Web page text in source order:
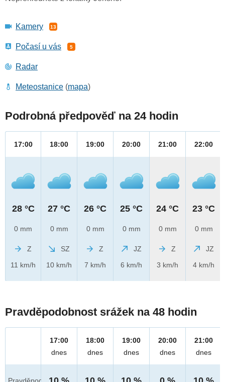
Kamery 13
Počasí u vás 5
Radar
Meteostanice (mapa)
Podrobná předpověď na 24 hodin
17:00
28 °C
0 mm
Z
11 km/h
18:00
27 °C
0 mm
SZ
10 km/h
19:00
26 °C
0 mm
Z
7 km/h
20:00
25 °C
0 mm
JZ
6 km/h
21:00
24 °C
0 mm
Z
3 km/h
22:00
23 °C
0 mm
JZ
4 km/h
Pravděpodobnost srážek na 48 hodin
17:00
dnes
18:00
dnes
19:00
dnes
20:00
dnes
21:00
dnes